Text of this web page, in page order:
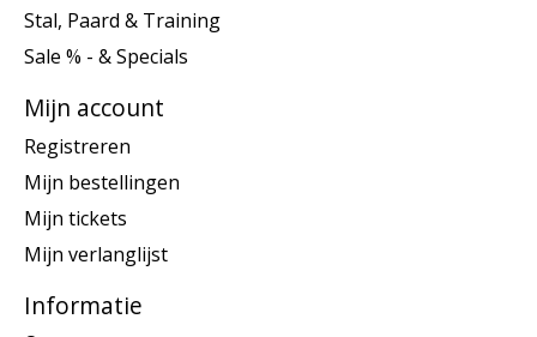
Stal, Paard & Training
Sale % - & Specials
Mijn account
Registreren
Mijn bestellingen
Mijn tickets
Mijn verlanglijst
Informatie